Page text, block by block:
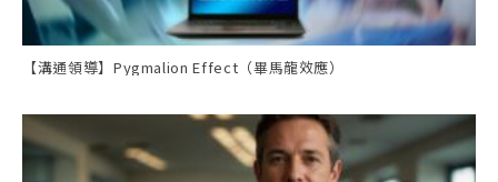
【溝通領導】Pygmalion Effect（畢馬龍效應）